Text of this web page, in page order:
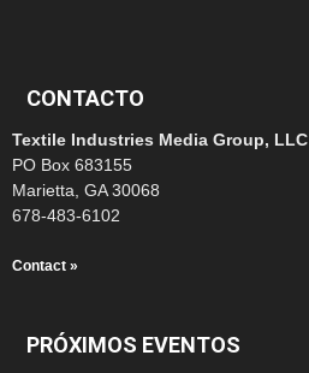
CONTACTO
Textile Industries Media Group, LLC
PO Box 683155
Marietta, GA 30068
678-483-6102
Contact »
PRÓXIMOS EVENTOS